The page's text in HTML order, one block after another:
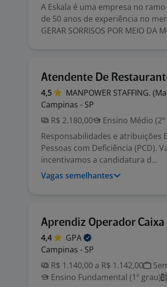
A Eskala é uma empresa no
de 50 anos de experiência no
GERAR SORRISOS POR MEIO DA
Atendente De
4,5 MANPOWER STAFFING.
Campinas - SP
R$ 2.180,00
Ensino Médio
Responsabilidades e atribuições
Pessoas com Deficiência (PCD).
incentivamos a candidatura d...
Vagas semelhantes
Aprendiz Operador
4,4
GPA
Campinas - SP
R$ 1.140,00 a R$ 1.142,00
Ensino Fundamental (1º grau)